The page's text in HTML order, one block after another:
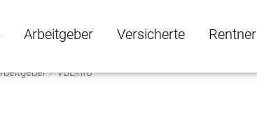
öffnen
Arbeitgeber
Arbeitgeber Untermenü öffnen
Versicherte Rentner
VBLinfo